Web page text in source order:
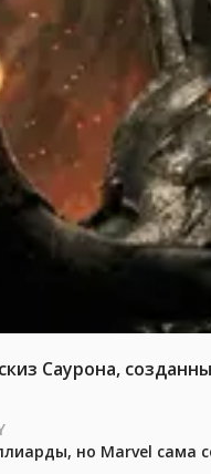
Саурона,
но Marvel сама